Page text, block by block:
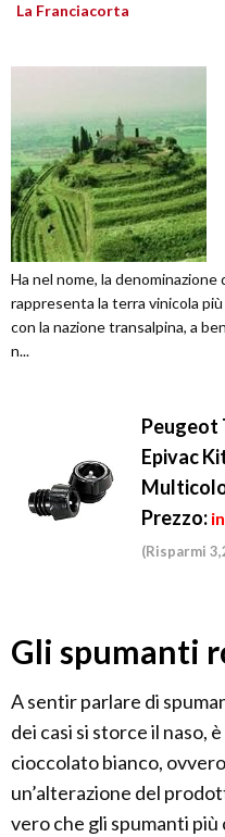
La Franciacorta
Ha nel nome, la denominazione
rappresenta la terra vinicola
con la nazione transalpina, a
n...
Peugeot
Epivac
Prezzo:
(Risparmi
Gli spumanti
A sentir parlare di
dei casi si storce il naso,
cioccolato bianco,
un’alterazione del
vero che gli spumanti più